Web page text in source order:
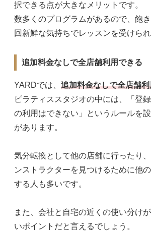
択できる点が大きなメリットです。
数多くのプログラムがあるので、飽
回新鮮な気持ちでレッスンを受けられ
追加料金なしで全店舗利用できる
YARDでは、 追加料金なしで全店舗
ピラティススタジオの中には、「登
の利用はできない」というルールを
があります。
気分転換として他の店舗に行ったり
ンストラクターを見つけるために他
する人も多いです。
また、会社と自宅の近くの使い分け
いポイントだと言えるでしょう。